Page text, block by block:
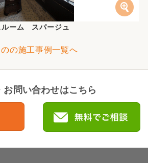
ーム スパージュ
の施工事例一覧へ
お問い合わせはこちら